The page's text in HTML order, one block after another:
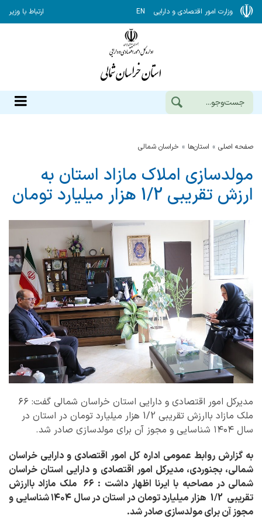
وزارت امور اقتصادی و دارایی EN ارتباط با وزیر
صفحه اصلی استان‌ها خراسان شمالي
مولدسازی املاک مازاد استان به
ارزش تقریبی 1/2 هزار میلیارد تومان
مدیرکل امور اقتصادی و دارایی استان خراسان شمالی گفت: ۶۶
ملک مازاد باارزش تقریبی 1/2 هزار میلیارد تومان در استان در
سال ۱۴۰۴ شناسایی و مجوز آن برای مولدسازی صادر شد.
به گزارش روابط عمومی اداره کل امور اقتصادی و دارایی خراسان
شمالی، بجنوردی، مدیرکل امور اقتصادی و دارایی استان خراسان
شمالی در مصاحبه با ایرنا اظهار داشت : ۶۶ ملک مازاد باارزش
تقریبی 1/2 هزار میلیارد تومان در استان در سال ۱۴۰۴ شناسایی و
مجوز آن برای مولدسازی صادر شد.